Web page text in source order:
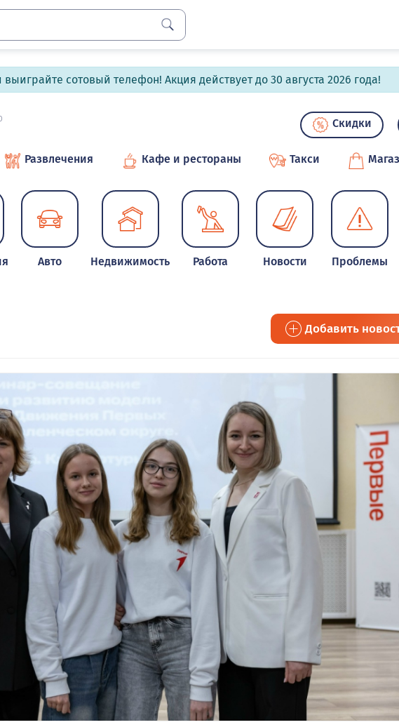
сотовый телефон! Акция действует до 30 августа 2026 года!
Скидки
Развлечения Кафе и рестораны Такси
Авто Недвижимость Работа Новости Проблемы
Добавить